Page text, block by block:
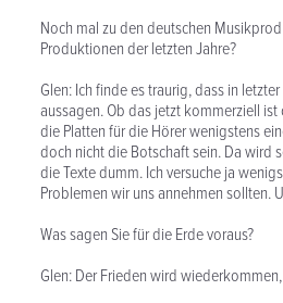
Noch mal zu den deutschen
Produktionen der letzten Jahre?
Glen: Ich finde es traurig, dass in
aussagen. Ob das jetzt kommerziell
die Platten für die Hörer wenigstens
doch nicht die Botschaft sein. Da wird
die Texte dumm. Ich versuche ja
Problemen wir uns annehmen sollten.
Was sagen Sie für die Erde voraus?
Glen: Der Frieden wird